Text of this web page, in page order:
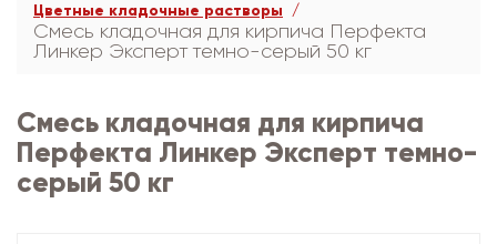
Цветные кладочные растворы
Смесь кладочная для кирпича Перфекта
Линкер Эксперт темно-серый 50 кг
Смесь кладочная для кирпича
Перфекта Линкер Эксперт темно-
серый 50 кг